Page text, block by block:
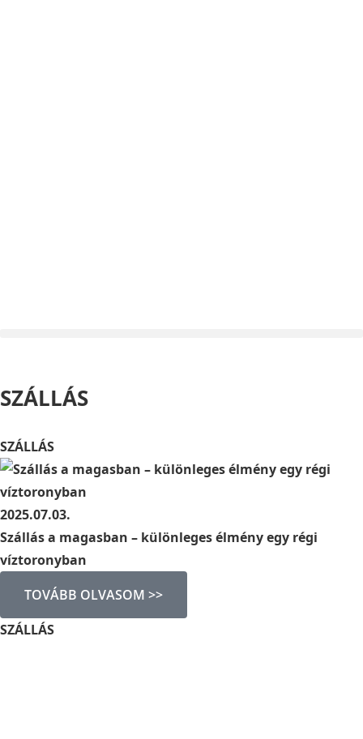
SZÁLLÁS
SZÁLLÁS
2025.07.03.
Szállás a magasban – különleges élmény egy régi
víztoronyban
TOVÁBB OLVASOM >>
SZÁLLÁS